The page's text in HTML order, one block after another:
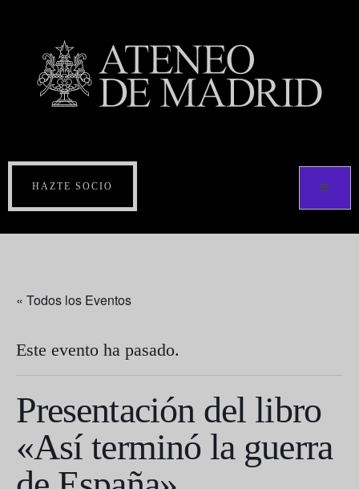
HAZTE SOCIO
« Todos los Eventos
Este evento ha pasado.
Presentación del libro
«Así terminó la guerra